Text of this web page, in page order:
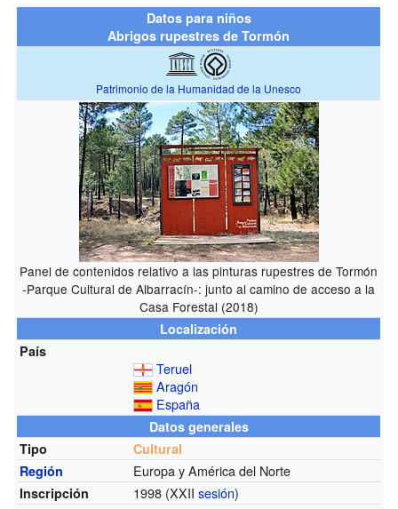
Datos para niños
Abrigos rupestres de Tormón
Patrimonio de la Humanidad de la Unesco
Panel de contenidos relativo a las pinturas rupestres de Tormón
-Parque Cultural de Albarracín-: junto al camino de acceso a la
Casa Forestal (2018)
Localización
País
Teruel
Aragón
España
Datos generales
Tipo
Cultural
Región
Europa y América del Norte
Inscripción 1998 (XXIIsesión)